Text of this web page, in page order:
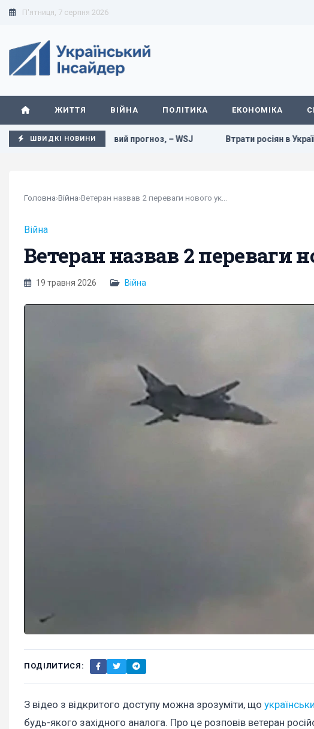
П'ятниця, 7 серпня 2026
ЖИТТЯ ВІЙНА ПОЛІТИКА ЕКОНОМІКА
ШВИДКІ НОВИНИ
новий прогноз, – WSJ Втрати росіян в Україні сягнули
Головна›Війна›
Війна
Ветеран назвав 2 переваги
19 травня 2026 Війна
ПОДІЛИТИСЯ:
З відео з відкритого доступу можна зрозуміти, що
будь-якого західного аналога. Про це розповів ветеран